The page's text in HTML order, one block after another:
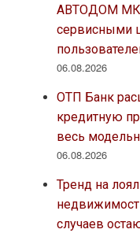
АВТОДОМ
сервисными
06.08.2026
ОТП Банк
кредитную
весь
06.08.2026
Тренд на
случаев